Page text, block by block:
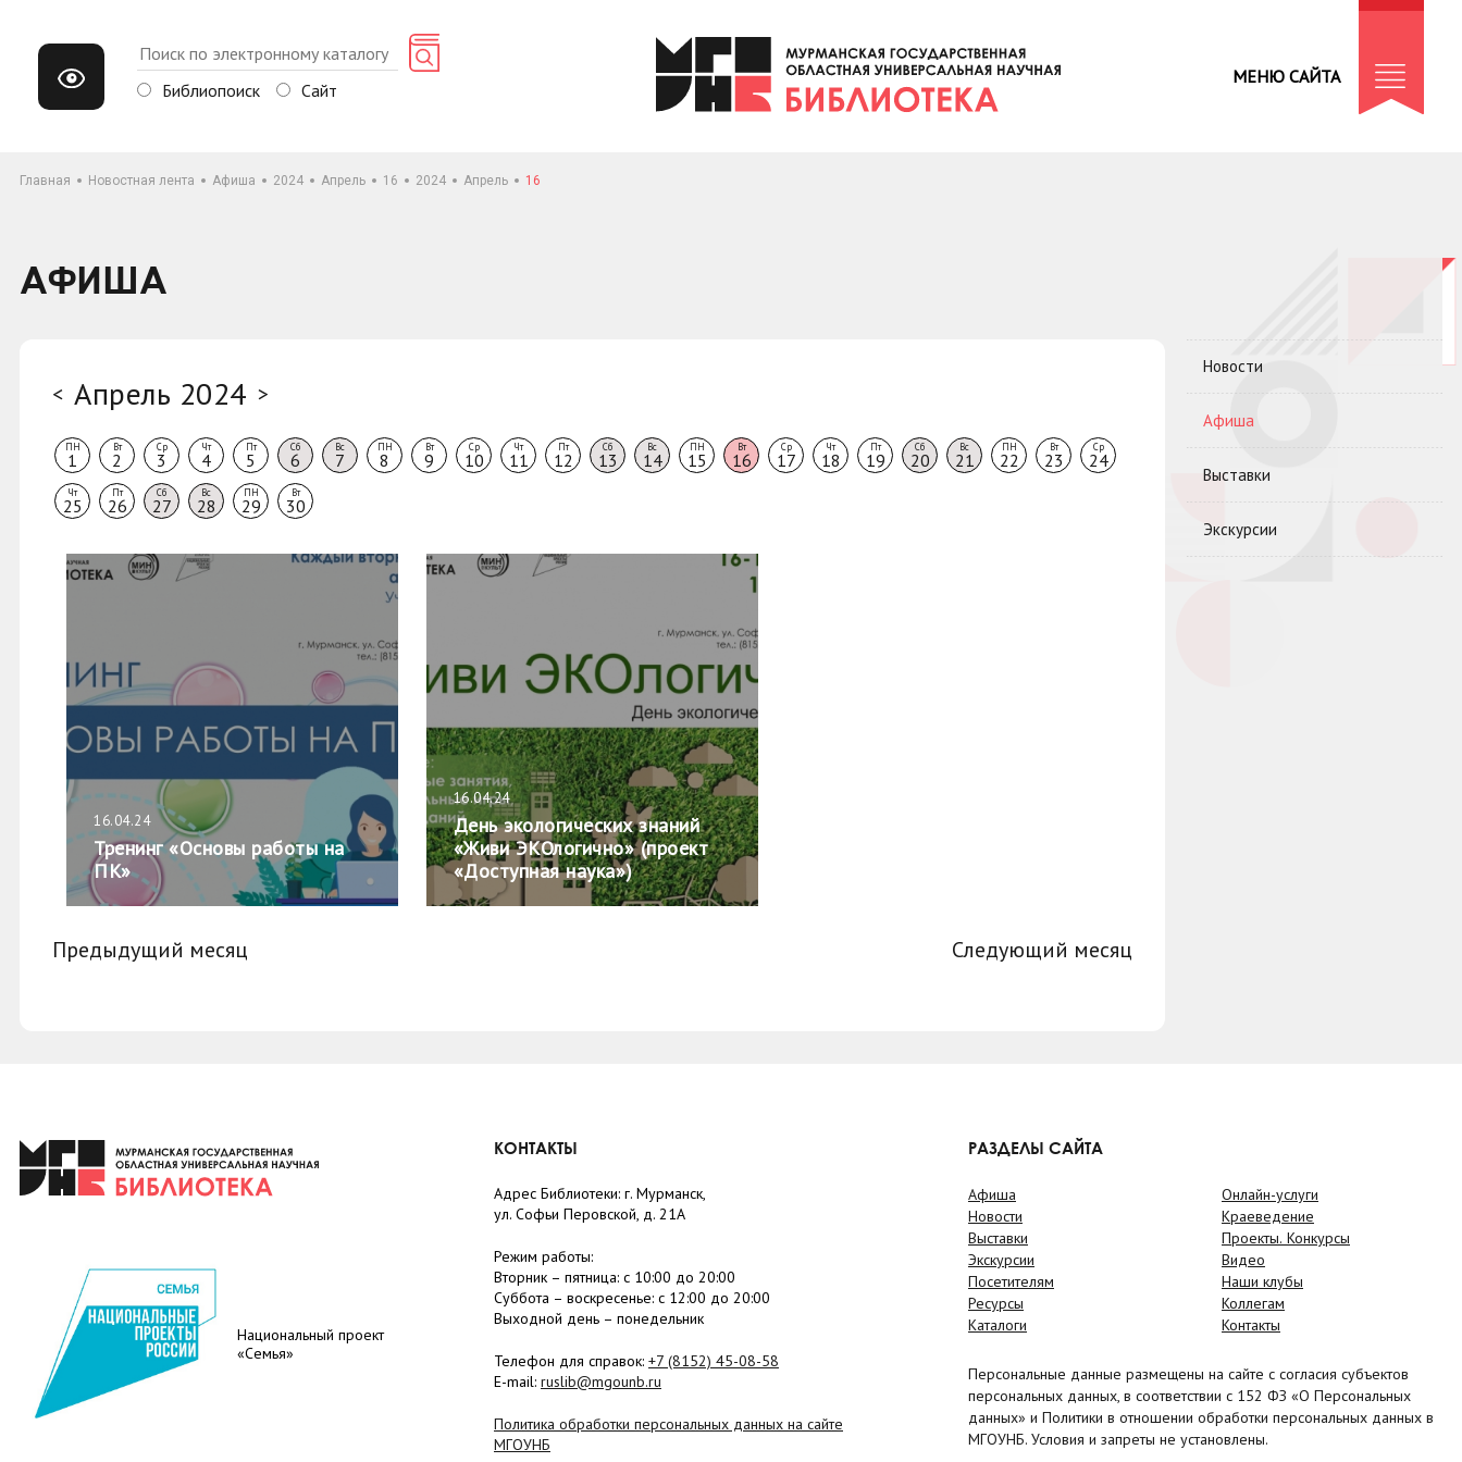
Библиопоиск Сайт
МЕНЮ САЙТА
Главная Новостная лента Афиша 2024 Апрель 16 2024 Апрель 16
АФИША
< Апрель 2024 >
ПН
1
Вт
2
Ср
3
Чт
4
Пт
5
Сб
6
Вс
7
ПН
8
Вт
9
Ср
10
Чт
11
Пт
12
Сб
13
Вс
14
ПН
15
Вт
16
Ср
17
Чт
18
Пт
19
Сб
20
Вс
21
ПН
22
Вт
23
Ср
24
Чт
25
Пт
26
Сб
27
Вс
28
ПН
29
Вт
30
16.04.24
Тренинг «Основы работы на
ПК»
16.04.24
День экологических знаний
«Живи ЭКОлогично» (проект
«Доступная наука»)
Предыдущий месяц Следующий месяц
Новости
Афиша
Выставки
Экскурсии
Национальный проект
«Семья»
КОНТАКТЫ
Адрес Библиотеки: г. Мурманск,
ул. Софьи Перовской, д. 21А
Режим работы:
Вторник – пятница: с 10:00 до 20:00
Суббота – воскресенье: c 12:00 до 20:00
Выходной день – понедельник
Телефон для справок: +7 (8152) 45-08-58
E-mail: ruslib@mgounb.ru
Политика обработки персональных данных на сайте
МГОУНБ
РАЗДЕЛЫ САЙТА
Афиша
Новости
Выставки
Экскурсии
Посетителям
Ресурсы
Каталоги
Онлайн-услуги
Краеведение
Проекты. Конкурсы
Видео
Наши клубы
Коллегам
Контакты
Персональные данные размещены на сайте с согласия субъектов
персональных данных, в соответствии с 152 ФЗ «О Персональных
данных» и Политики в отношении обработки персональных данных в
МГОУНБ. Условия и запреты не установлены.